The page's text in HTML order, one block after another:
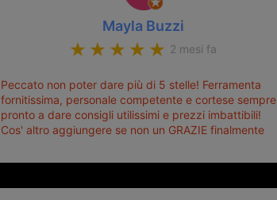
Mayla Buzzi
2 mesi fa
Peccato non poter dare più di 5 stelle! Ferramenta
fornitissima, personale competente e cortese sempre
pronto a dare consigli utilissimi e prezzi imbattibili!
Cos' altro aggiungere se non un GRAZIE finalmente
siete il mio riferimento. Ah dimenticavo...da loro sono
trove! Top top top!!!